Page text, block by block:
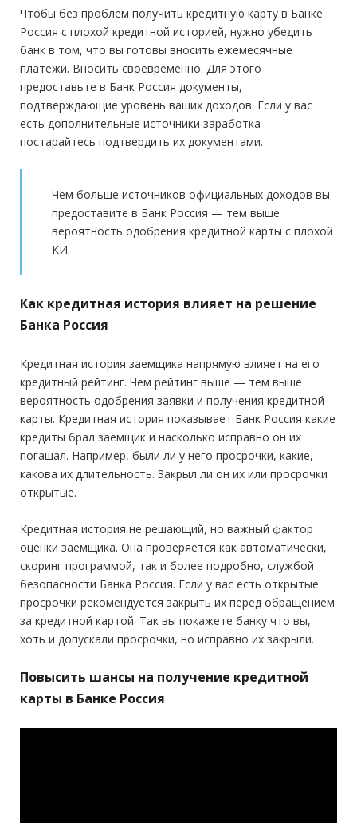
Стаж на последнем месте:
—
Общий трудовой стаж:
—
форме банка
Требования
Гражданство:
РФ
Регистрация в РФ:
Постоянная
Стаж на последнем месте:
от 3 месяцев
Общий трудовой стаж:
—
официальный сайт
Минимальный платеж:
Документы
Обязательные:
Паспорт РФ Справка 2-НДФЛ Справка 3-НДФЛ Справка по
Дополнительные:
не требуются
Требования
Регистрация в РФ:
Постоянная
Стаж на последнем месте:
от 3 месяцев
Общий трудовой стаж:
—
Чтобы без проблем получить кредитную карту в Банке
Россия с плохой кредитной историей, нужно убедить
банк в том, что вы готовы вносить ежемесячные
платежи. Вносить своевременно. Для этого
предоставьте в Банк Россия документы,
подтверждающие уровень ваших доходов. Если у вас
есть дополнительные источники заработка —
постарайтесь подтвердить их документами.
Чем больше источников официальных доходов вы
предоставите в Банк Россия — тем выше
вероятность одобрения кредитной карты с плохой
КИ.
Как кредитная история влияет на решение
Банка Россия
Кредитная история заемщика напрямую влияет на его
кредитный рейтинг. Чем рейтинг выше — тем выше
вероятность одобрения заявки и получения кредитной
карты. Кредитная история показывает Банк Россия какие
кредиты брал заемщик и насколько исправно он их
погашал. Например, были ли у него просрочки, какие,
какова их длительность. Закрыл ли он их или просрочки
открытые.
Кредитная история не решающий, но важный фактор
оценки заемщика. Она проверяется как автоматически,
скоринг программой, так и более подробно, службой
безопасности Банка Россия. Если у вас есть открытые
просрочки рекомендуется закрыть их перед обращением
за кредитной картой. Так вы покажете банку что вы,
хоть и допускали просрочки, но исправно их закрыли.
Повысить шансы на получение кредитной
карты в Банке Россия